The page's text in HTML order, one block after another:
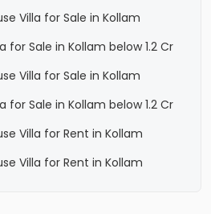
Villa for Sale in Kollam
for Sale in Kollam below 1.2 Cr
Villa for Sale in Kollam
for Sale in Kollam below 1.2 Cr
Villa for Rent in Kollam
Villa for Rent in Kollam